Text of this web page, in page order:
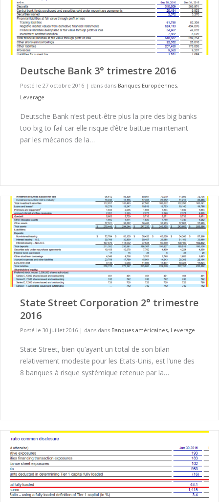
Deutsche Bank 3° trimestre 2016
Posté le 27 octobre 2016 | dans dans Banques Européennes,
Leverage
Deutsche Bank n’est peut-être plus la pire des big banks
too big to fail car elle risque d’être battue maintenant
par les mécanos de la…
State Street Corporation 2° trimestre
2016
Posté le 30 juillet 2016 | dans dans Banques américaines, Leverage
State Street, bien qu’ayant un total de son bilan
relativement modeste pour les Etats-Unis, est l’une des
8 banques à risque systémique retenue par la…